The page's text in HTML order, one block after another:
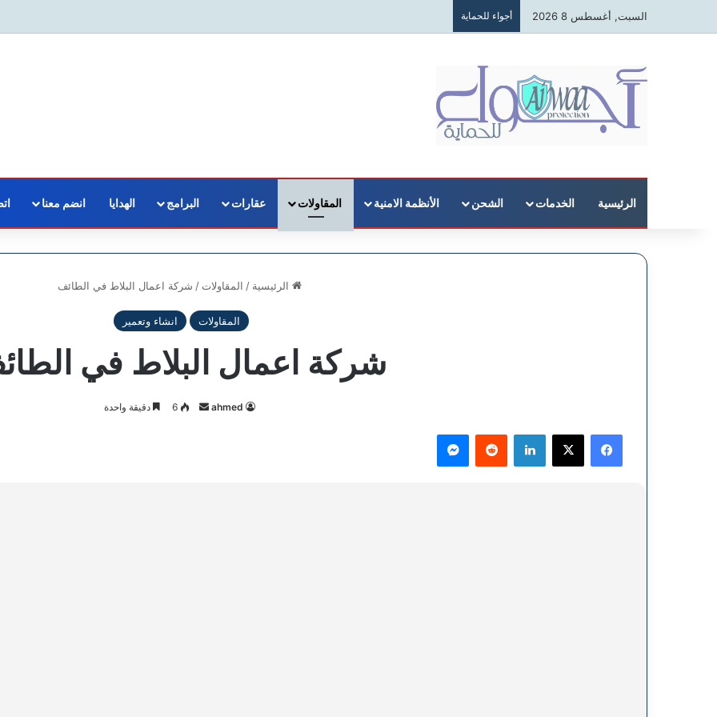
السبت, أغسطس 8 2026 أجواء للحماية
الرئيسية الخدمات الشحن الأنظمة الامنية المقاولات عقارات البرامج الهدايا انضم معنا
الرئيسية / المقاولات / شركة اعمال البلاط في الطائف
المقاولات انشاء وتعمير
شركة اعمال البلاط في
ahmed
أرسل6 دقيقة واحدة
فيسبوك ‫X لينكدإن ماسنجر